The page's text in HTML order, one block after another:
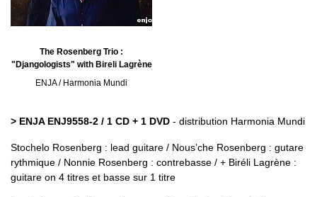
The Rosenberg Trio :
"Djangologists" with Bireli Lagrène
ENJA / Harmonia Mundi
> ENJA ENJ9558-2 / 1 CD + 1 DVD - distribution Harmonia Mundi
Stochelo Rosenberg : lead guitare / Nous’che Rosenberg : gutare
rythmique / Nonnie Rosenberg : contrebasse / + Biréli Lagrène :
guitare on 4 titres et basse sur 1 titre